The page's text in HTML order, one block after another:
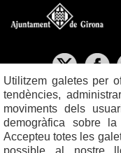
Utilitzem galetes per
tendències,
moviments dels
demogràfica sobre
Accepteu totes les
possible al nostre